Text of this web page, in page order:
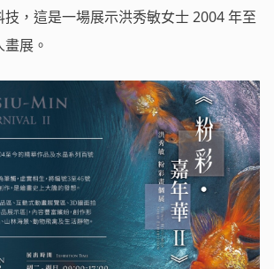
，這是一場展示洪秀敏女士 2004 年至
展。